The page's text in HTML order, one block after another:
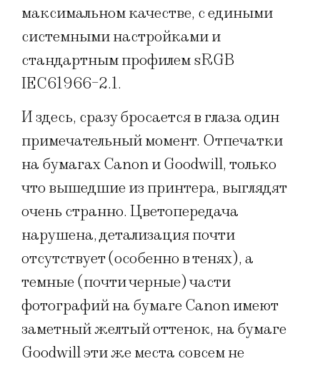
максимальном качестве, с едиными
системными настройками и
стандартным профилем sRGB
IEC61966-2.1.
И здесь, сразу бросается в глаза один
примечательный момент. Отпечатки
на бумагах Canon и Goodwill, только
что вышедшие из принтера, выглядят
очень странно. Цветопередача
нарушена, детализация почти
отсутствует (особенно в тенях), а
темные (почти черные) части
фотографий на бумаге Canon имеют
заметный желтый оттенок, на бумаге
Goodwill эти же места совсем не